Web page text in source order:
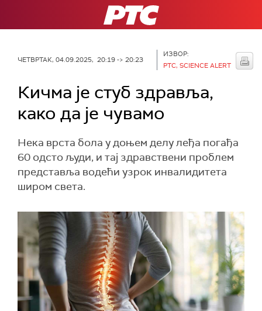
РТС
ЧЕТВРТАК, 04.09.2025, 20:19 -> 20:23
ИЗВОР:
РТС, SCIENCE ALERT
Кичма је стуб здравља,
како да је чувамо
Нека врста бола у доњем делу леђа погађа
60 одсто људи, и тај здравствени проблем
представља водећи узрок инвалидитета
широм света.